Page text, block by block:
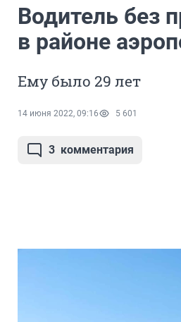
Водитель без
в районе
Ему было 29 лет
14 июня 2022, 09:16 5 601
3 комментария